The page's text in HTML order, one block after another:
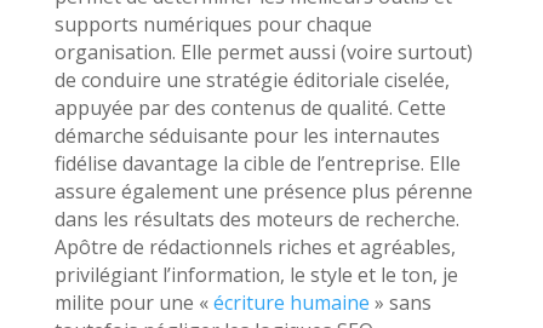
supports numériques pour chaque
organisation. Elle permet aussi (voire surtout)
de conduire une stratégie éditoriale ciselée,
appuyée par des contenus de qualité. Cette
démarche séduisante pour les internautes
fidélise davantage la cible de l’entreprise. Elle
assure également une présence plus pérenne
dans les résultats des moteurs de recherche.
Apôtre de rédactionnels riches et agréables,
privilégiant l’information, le style et le ton, je
milite pour une «écriture humaine » sans